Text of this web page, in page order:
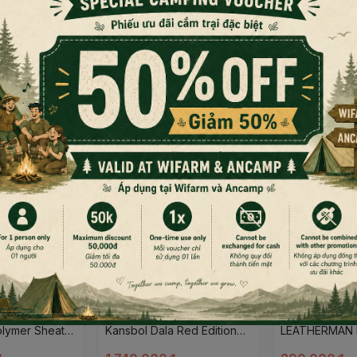
sử dụng khác nhau
độ chắc chắn khi thao tác
bền bỉ theo thời gian
dã ngoại
Đọc thêm nội dung
Sheath
Dao cắm trại Morakniv
Kansbol Dala Red Edition
Móc cài đa
LEATHERMAN